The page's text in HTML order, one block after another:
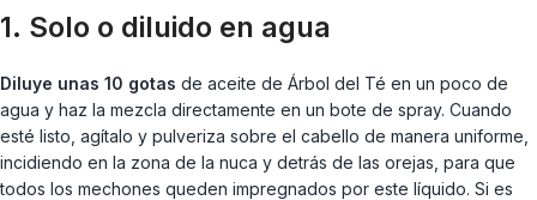
1. Solo o diluido en agua
Diluye unas 10 gotas de aceite de Árbol del Té en un poco de
agua y haz la mezcla directamente en un bote de spray. Cuando
esté listo, agítalo y pulveriza sobre el cabello de manera uniforme,
incidiendo en la zona de la nuca y detrás de las orejas, para que
todos los mechones queden impregnados por este líquido. Si es